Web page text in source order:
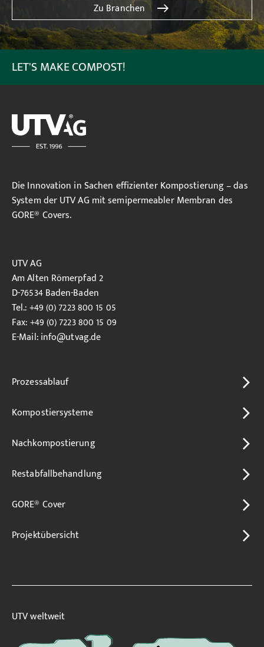
Zu Branchen
LET'S MAKE COMPOST!
Die Innovation in Sachen effizienter Kompostierung – das
System der UTV AG mit semipermeabler Membran des
GORE® Covers.
UTV AG
Am Alten Römerpfad 2
D-76534 Baden-Baden
Tel.: +49 (0) 7223 800 15 05
Fax: +49 (0) 7223 800 15 09
E-Mail:info@utvag.de
Prozessablauf
Kompostiersysteme
Nachkompostierung
Restabfallbehandlung
GORE® Cover
Projektübersicht
UTV weltweit